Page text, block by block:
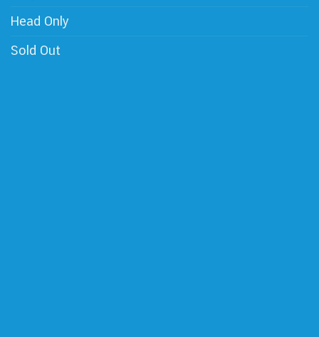
Head Only
Sold Out